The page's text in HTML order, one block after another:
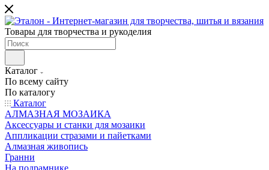
Товары для творчества и рукоделия
Каталог
По всему сайту
По каталогу
Каталог
АЛМАЗНАЯ МОЗАИКА
Аксессуары и станки для мозаики
Аппликации стразами и пайетками
Алмазная живопись
Гранни
На подрамнике